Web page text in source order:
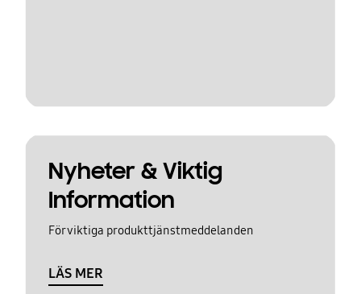
Nyheter & Viktig
Information
För viktiga produkttjänstmeddelanden
LÄS MER